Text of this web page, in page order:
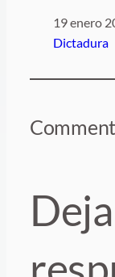
Fecha
19 enero
Respecto a
Dictadura